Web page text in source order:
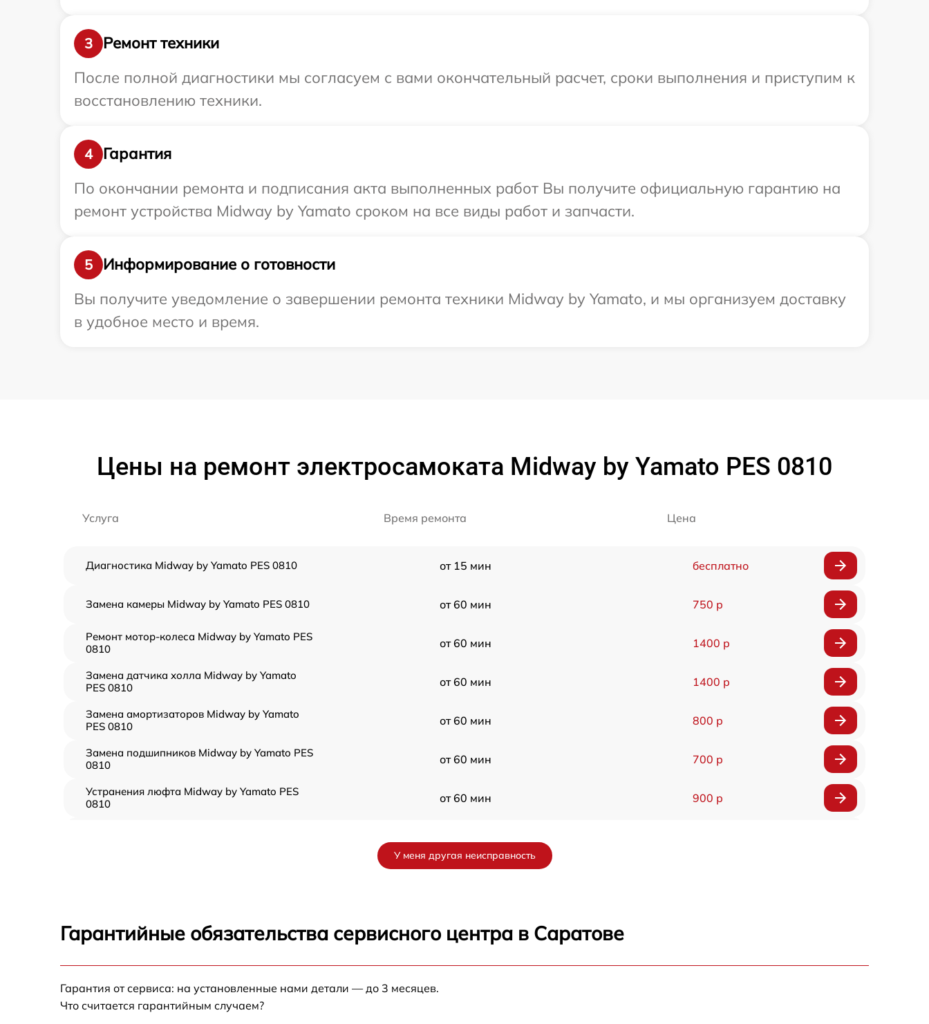
3
Ремонт техники
После полной диагностики мы согласуем с вами окончательный расчет, сроки выполнения и приступим к
восстановлению техники.
4
Гарантия
По окончании ремонта и подписания акта выполненных работ Вы получите официальную гарантию на
ремонт устройства Midway by Yamato сроком на все виды работ и запчасти.
5
Информирование о готовности
Вы получите уведомление о завершении ремонта техники Midway by Yamato, и мы организуем доставку
в удобное место и время.
Цены на ремонт электросамоката Midway by Yamato PES 0810
Услуга Время ремонта Цена
Диагностика Midway by Yamato PES 0810 от 15 мин бесплатно
Замена камеры Midway by Yamato PES 0810 от 60 мин 750 р
Ремонт мотор-колеса Midway by Yamato PES
0810
от 60 мин 1400 р
Замена датчика холла Midway by Yamato
PES 0810
от 60 мин 1400 р
Замена амортизаторов Midway by Yamato
PES 0810
от 60 мин 800 р
Замена подшипников Midway by Yamato PES
0810
от 60 мин 700 р
Устранения люфта Midway by Yamato PES
0810
от 60 мин 900 р
Замена корпуса Midway by Yamato PES 0810
У меня другая неисправность
Гарантийные обязательства сервисного центра в Саратове
Гарантия от сервиса: на установленные нами детали — до 3 месяцев.
Что считается гарантийным случаем?